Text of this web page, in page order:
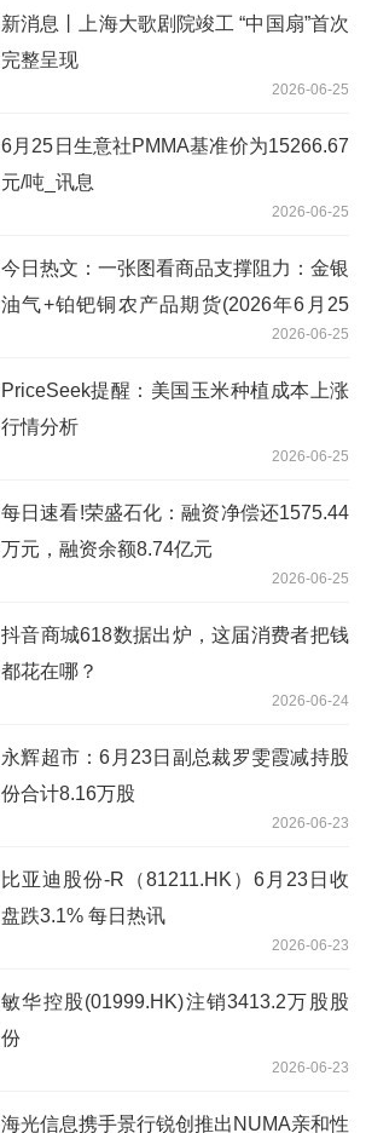
新消息丨上海大歌剧院竣工 “中国扇”首次
完整呈现
2026-06-25
6月25日生意社PMMA基准价为15266.67
元/吨_讯息
2026-06-25
今日热文：一张图看商品支撑阻力：金银
油气+铂钯铜农产品期货(2026年6月25
2026-06-25
PriceSeek提醒：美国玉米种植成本上涨
行情分析
2026-06-25
每日速看!荣盛石化：融资净偿还1575.44
万元，融资余额8.74亿元
2026-06-25
抖音商城618数据出炉，这届消费者把钱
都花在哪？
2026-06-24
永辉超市：6月23日副总裁罗雯霞减持股
份合计8.16万股
2026-06-23
比亚迪股份-R（81211.HK）6月23日收
盘跌3.1% 每日热讯
2026-06-23
敏华控股(01999.HK)注销3413.2万股股
份
2026-06-23
海光信息携手景行锐创推出NUMA亲和性